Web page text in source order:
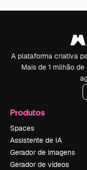
A plataforma criativa
Mais de 1 milhão
Produtos
Spaces
Assistente de IA
Gerador de imagens
Gerador de vídeos